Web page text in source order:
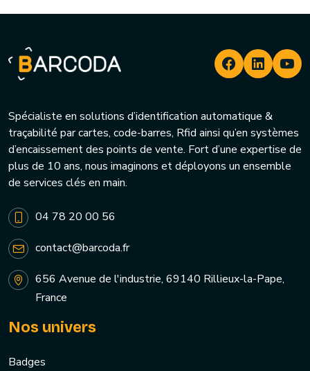
Spécialiste en solutions d’identification automatique &
traçabilité par cartes, code-barres, Rfid ainsi qu’en systèmes
d’encaissement des points de vente. Fort d’une expertise de
plus de 10 ans, nous imaginons et déployons un ensemble
de services clés en main.
04 78 20 00 56
contact@barcoda.fr
656 Avenue de l'industrie, 69140 Rillieux-la-Pape,
France
Nos univers
Badges